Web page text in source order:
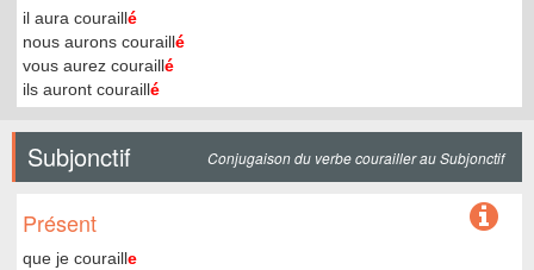
il aura couraillé
nous aurons couraillé
vous aurez couraillé
ils auront couraillé
Subjonctif Conjugaison du verbe courailler au Subjonctif
Présent
que je couraille